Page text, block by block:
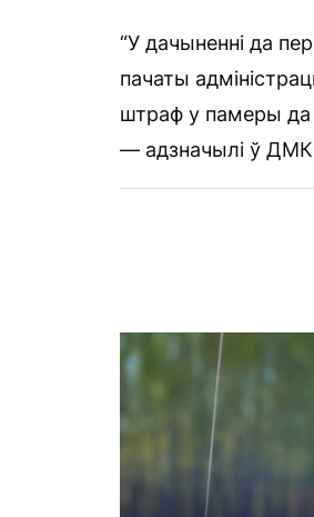
“У дачыненні да
пачаты
штраф у памеры да
— адзначылі ў